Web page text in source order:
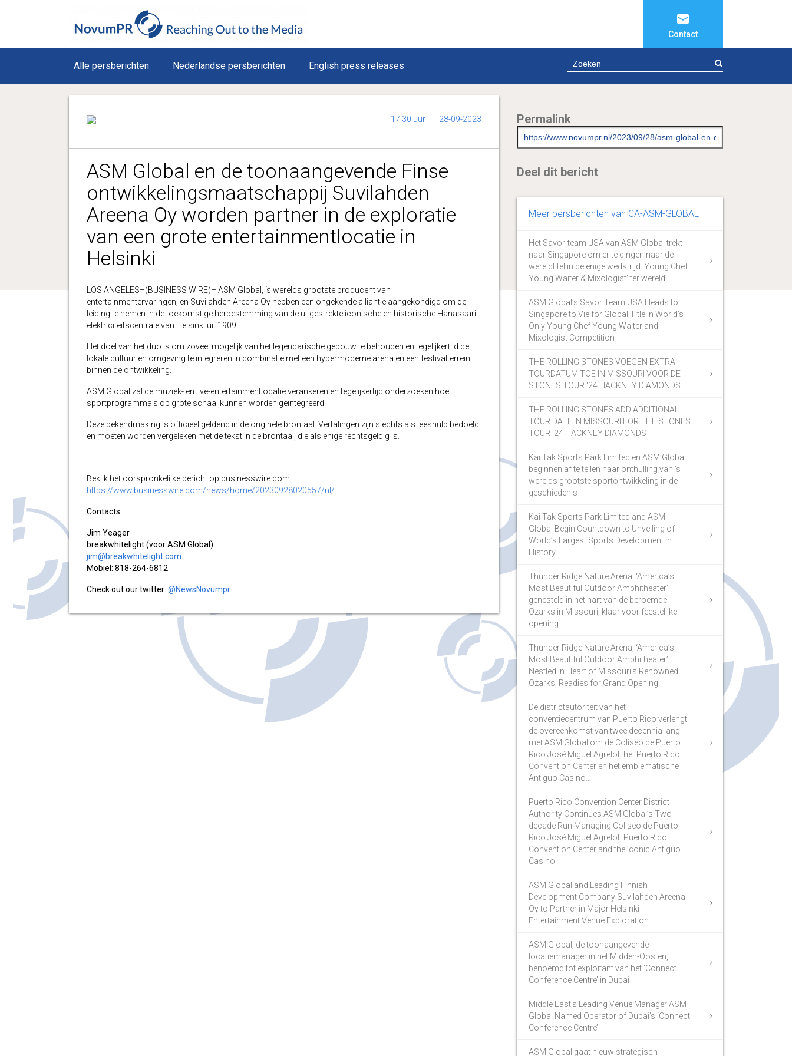
Contact
Alle persberichten Nederlandse persberichten English press releases
17:30 uur 28-09-2023
ASM Global en de toonaangevende Finse
ontwikkelingsmaatschappij Suvilahden
Areena Oy worden partner in de exploratie
van een grote entertainmentlocatie in
Helsinki
LOS ANGELES–(BUSINESS WIRE)– ASM Global, ‘s werelds grootste producent van
entertainmentervaringen, en Suvilahden Areena Oy hebben een ongekende alliantie aangekondigd om de
leiding te nemen in de toekomstige herbestemming van de uitgestrekte iconische en historische Hanasaari
elektriciteitscentrale van Helsinki uit 1909.
Het doel van het duo is om zoveel mogelijk van het legendarische gebouw te behouden en tegelijkertijd de
lokale cultuur en omgeving te integreren in combinatie met een hypermoderne arena en een festivalterrein
binnen de ontwikkeling.
ASM Global zal de muziek- en live-entertainmentlocatie verankeren en tegelijkertijd onderzoeken hoe
sportprogramma’s op grote schaal kunnen worden geïntegreerd.
Deze bekendmaking is officieel geldend in de originele brontaal. Vertalingen zijn slechts als leeshulp bedoeld
en moeten worden vergeleken met de tekst in de brontaal, die als enige rechtsgeldig is.
Bekijk het oorspronkelijke bericht op businesswire.com:
https://www.businesswire.com/news/home/20230928020557/nl/
Contacts
Jim Yeager
breakwhitelight (voor ASM Global)
jim@breakwhitelight.com
Mobiel: 818-264-6812
Check out our twitter: @NewsNovumpr
Permalink
Deel dit bericht
Meer persberichten van CA-ASM-GLOBAL
Het Savor-team USA van ASM Global trekt
naar Singapore om er te dingen naar de
wereldtitel in de enige wedstrijd ‘Young Chef
Young Waiter & Mixologist’ ter wereld
ASM Global’s Savor Team USA Heads to
Singapore to Vie for Global Title in World’s
Only Young Chef Young Waiter and
Mixologist Competition
THE ROLLING STONES VOEGEN EXTRA
TOURDATUM TOE IN MISSOURI VOOR DE
STONES TOUR ‘24 HACKNEY DIAMONDS
THE ROLLING STONES ADD ADDITIONAL
TOUR DATE IN MISSOURI FOR THE STONES
TOUR ‘24 HACKNEY DIAMONDS
Kai Tak Sports Park Limited en ASM Global
beginnen af te tellen naar onthulling van ‘s
werelds grootste sportontwikkeling in de
geschiedenis
Kai Tak Sports Park Limited and ASM
Global Begin Countdown to Unveiling of
World’s Largest Sports Development in
History
Thunder Ridge Nature Arena, ‘America’s
Most Beautiful Outdoor Amphitheater’
genesteld in het hart van de beroemde
Ozarks in Missouri, klaar voor feestelijke
opening
Thunder Ridge Nature Arena, ‘America’s
Most Beautiful Outdoor Amphitheater’
Nestled in Heart of Missouri’s Renowned
Ozarks, Readies for Grand Opening
De districtautoriteit van het
conventiecentrum van Puerto Rico verlengt
de overeenkomst van twee decennia lang
met ASM Global om de Coliseo de Puerto
Rico José Miguel Agrelot, het Puerto Rico
Convention Center en het emblematische
Antiguo Casino…
Puerto Rico Convention Center District
Authority Continues ASM Global’s Two-
decade Run Managing Coliseo de Puerto
Rico José Miguel Agrelot, Puerto Rico
Convention Center and the Iconic Antiguo
Casino
ASM Global and Leading Finnish
Development Company Suvilahden Areena
Oy to Partner in Major Helsinki
Entertainment Venue Exploration
ASM Global, de toonaangevende
locatiemanager in het Midden-Oosten,
benoemd tot exploitant van het ‘Connect
Conference Centre’ in Dubai
Middle East’s Leading Venue Manager ASM
Global Named Operator of Dubai’s ‘Connect
Conference Centre’
ASM Global gaat nieuw strategisch